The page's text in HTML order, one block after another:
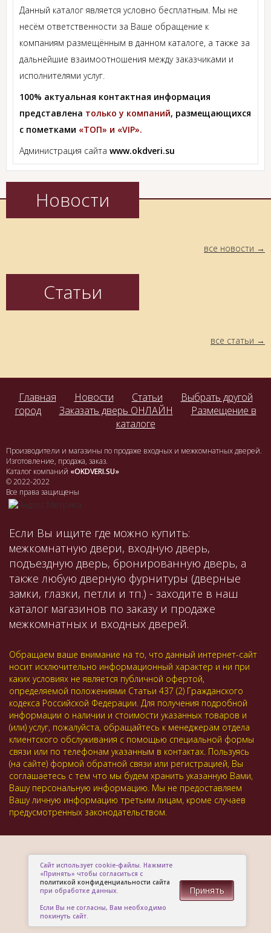
Данный каталог является условно бесплатным. Мы не
несём ответственности за Ваше обращение к
компаниям размещённым в данном каталоге, а также за
дальнейшие взаимоотношения между заказчиками и
исполнителями услуг.
100% актуальная контактная информация
представлена только у компаний, размещающихся
с пометками «ТОП» и «VIP».
Администрация сайта www.okdveri.su
Новости
все новости
Статьи
все статьи
Главная Новости Статьи
Выбрать другой
город
Заказать дверь ОНЛАЙН
Размещение в
каталоге
Производители и магазины по продаже входных и межкомнатных дверей.
Изготовление, продажа, заказ.
Каталог компаний «OKDVERI.SU»
© 2022-2022
Все права защищены
Если Вы ищите где можно купить:
межкомнатную двери, входную дверь,
подъездную дверь, бронированную дверь, а
также любую дверную фурнитуры (дверные
замки, глазки, петли и тп.) - заходите в наш
каталог магазинов по заказу и продаже
межкомнатных и входных дверей.
Обращаем ваше внимание на то, что данный интернет-сайт
носит исключительно информационный характер и ни при
каких условиях не является публичной офертой,
определяемой положениями Статьи 437 (2) Гражданского
кодекса Российской Федерации. Для получения подробной
информации о наличии и стоимости указанных товаров и
(или) услуг, пожалуйста, обращайтесь к менеджерам отдела
клиентского обслуживания с помощью специальной формы
связи или по телефонам указанным в контактах. Пользуясь
(на сайте) формой обратной связи или регистрацией, Вы
соглашаетесь с тем что мы будем хранить указанную Вами,
Вашу персональную информацию. Мы не предоставляем
Вашу личную информацию третьим лицам, кроме случаев
предусмотренных законодательством.
Сайт использует cookie-файлы. Нажмите
«Принять» чтобы согласиться с
политикой конфиденциальности сайта
при обработке данных.
Если Вы не согласны, Вам необходимо
покинуть сайт.
Принять